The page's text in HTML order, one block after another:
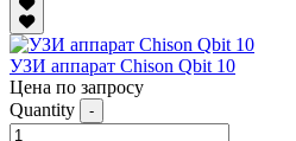
УЗИ аппарат Chison Qbit 10
Цена по запросу
Quantity
-